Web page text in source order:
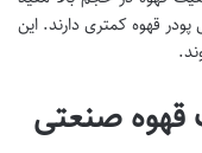
قهوه کمتری دارند. این
قهوه صنعتی